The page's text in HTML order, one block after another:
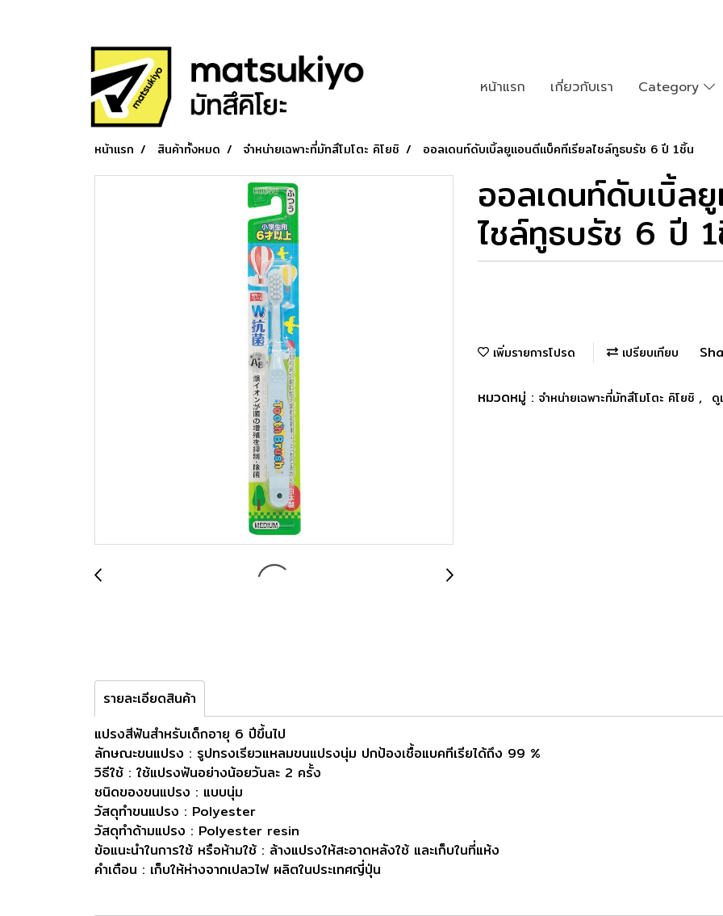
หน้าแรก เกี่ยวกับเรา Category
หน้าแรก สินค้าทั้งหมด จำหน่ายเฉพาะที่มัทสึโมโตะ คิโยชิ ออลเดนท์ดับเบิ้ลยูแอนตีแบ็คทีเรียลไชล์ทูธบรัช 6 ปี 1ชิ้น
ออลเดนท์ดับเบิ้ล
ไชล์ทูธบรัช 6 ปี
เพิ่มรายการโปรด เปรียบเทียบ
หมวดหมู่ : จำหน่ายเฉพาะที่มัทสึโมโตะ คิโยชิ , ดู
รายละเอียดสินค้า
แปรงสีฟันสำหรับเด็กอายุ 6 ปีขึ้นไป
ลักษณะขนแปรง : รูปทรงเรียวแหลมขนแปรงนุ่ม ปกป้องเชื้อแบคทีเรียได้ถึง 99 %
วิธีใช้ : ใช้แปรงฟันอย่างน้อยวันละ 2 ครั้ง
ชนิดของขนแปรง : แบบนุ่ม
วัสดุทำขนแปรง : Polyester
วัสดุทำด้ามแปรง : Polyester resin
ข้อแนะนำในการใช้ หรือห้ามใช้ : ล้างแปรงให้สะอาดหลังใช้ และเก็บในที่แห้ง
คำเตือน : เก็บให้ห่างจากเปลวไฟ ผลิตในประเทศญี่ปุ่น